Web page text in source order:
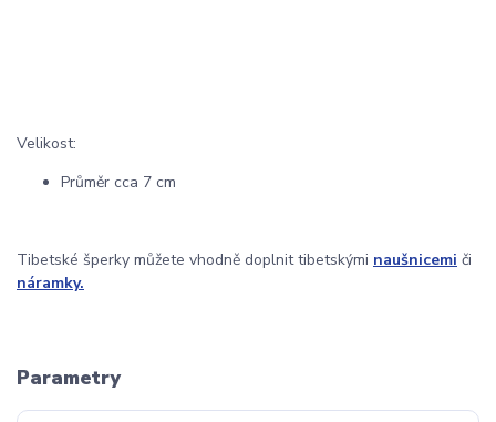
Velikost:
Průměr cca 7 cm
Tibetské šperky můžete vhodně doplnit tibetskými naušnicemi či
náramky.
Parametry